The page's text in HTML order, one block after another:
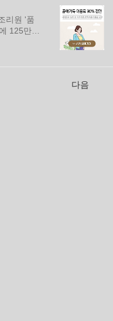
를 찾아
폐약품
리원 '품
125만원,
받으실
일에 맞춰
다음